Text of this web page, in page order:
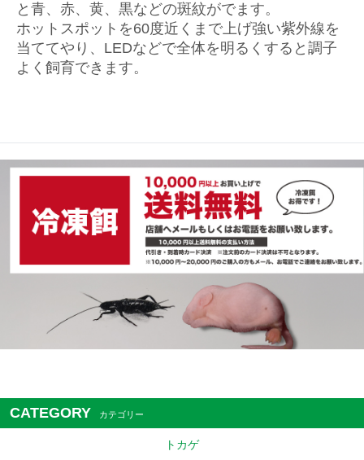
と青、赤、黄、黒などの斑紋がでます。
ホットスポットを60度近くまで上げ強い紫外線を
当ててやり、LEDなどで全体を明るくすると調子
よく飼育できます。
CATEGORY カテゴリー
トカゲ